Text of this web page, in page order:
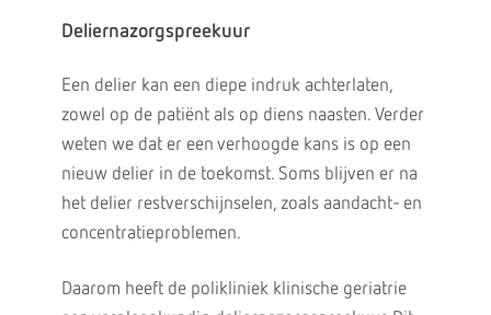
Deliernazorgspreekuur
Een delier kan een diepe indruk achterlaten,
zowel op de patiënt als op diens naasten. Verder
weten we dat er een verhoogde kans is op een
nieuw delier in de toekomst. Soms blijven er na
het delier restverschijnselen, zoals aandacht- en
concentratieproblemen.
Daarom heeft de polikliniek klinische geriatrie